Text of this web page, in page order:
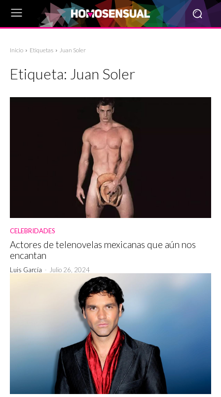
Inicio Etiquetas Juan Soler
Etiqueta: Juan Soler
CELEBRIDADES
Actores de telenovelas mexicanas que aún nos
encantan
Luis García - Julio 26, 2024